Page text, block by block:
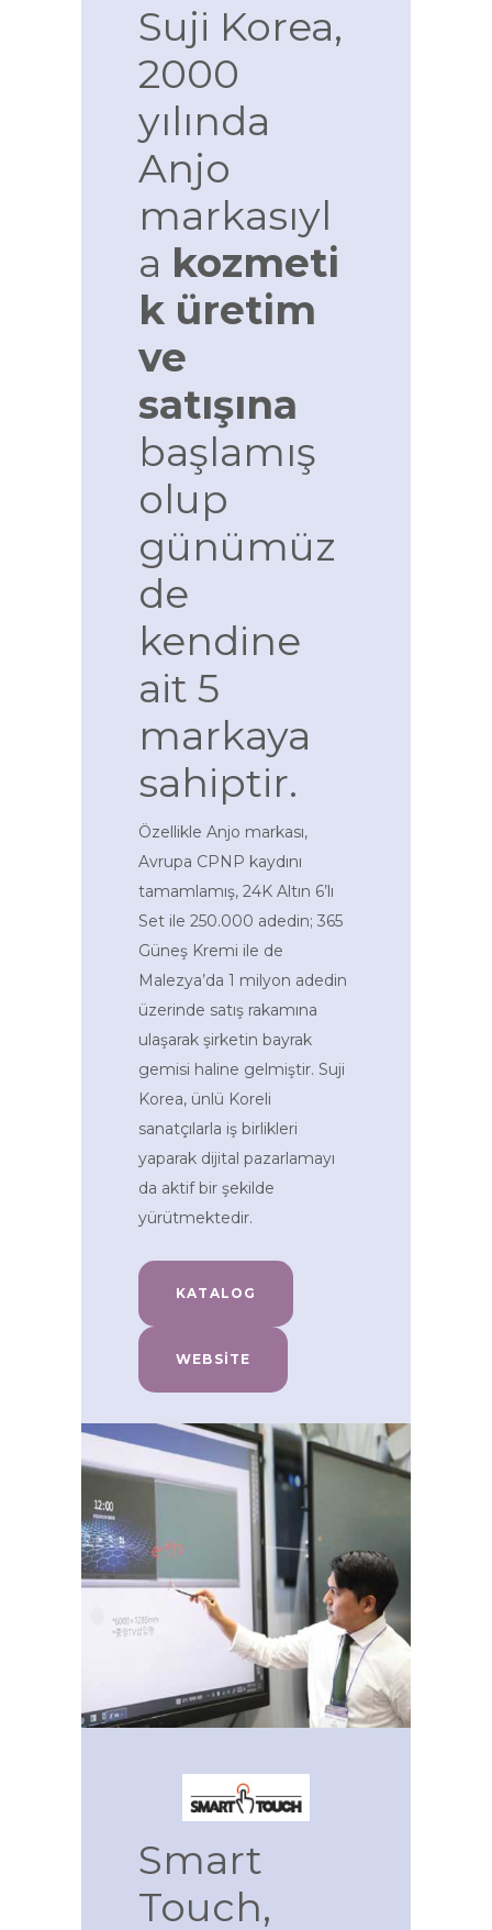
Suji Korea,
2000
yılında
Anjo
markasıyl
a kozmeti
k üretim
ve
satışına
başlamış
olup
günümüz
de
kendine
ait 5
markaya
sahiptir.
Özellikle Anjo markası,
Avrupa CPNP kaydını
tamamlamış, 24K Altın 6’lı
Set ile 250.000 adedin; 365
Güneş Kremi ile de
Malezya’da 1 milyon adedin
üzerinde satış rakamına
ulaşarak şirketin bayrak
gemisi haline gelmiştir. Suji
Korea, ünlü Koreli
sanatçılarla iş birlikleri
yaparak dijital pazarlamayı
da aktif bir şekilde
yürütmektedir.
KATALOG
WEBSITE
Smart
Touch,